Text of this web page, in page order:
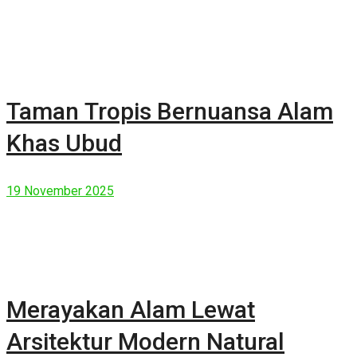
Taman Tropis Bernuansa Alam
Khas Ubud
19 November 2025
Merayakan Alam Lewat
Arsitektur Modern Natural